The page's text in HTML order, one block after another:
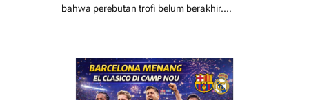
bahwa perebutan trofi belum berakhir.…